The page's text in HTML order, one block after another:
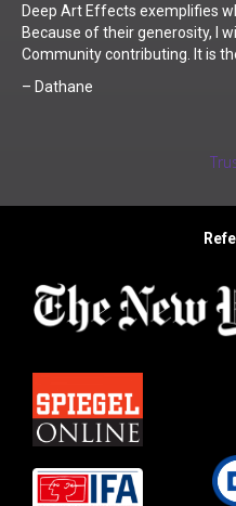
Deep Art Effects exemplifies
Because of their generosity, I
Community contributing. It is
– Dathane